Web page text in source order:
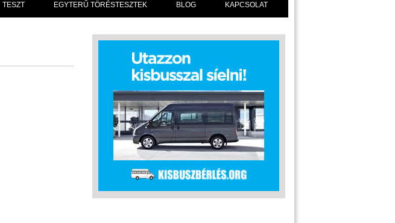
TESZT EGYTERŰ TÖRÉSTESZTEK BLOG KAPCSOLAT